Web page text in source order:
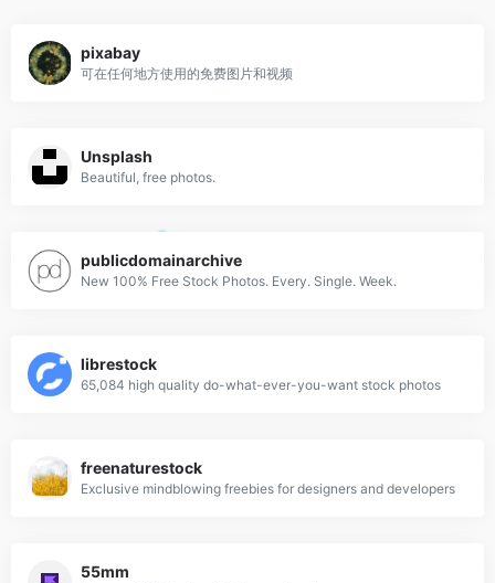
pixabay
可在任何地方使用的免费图片和视频
Unsplash
Beautiful, free photos.
publicdomainarchive
New 100% Free Stock Photos. Every. Single. Week.
librestock
65,084 high quality do-what-ever-you-want stock photos
freenaturestock
Exclusive mindblowing freebies for designers and developers
55mm